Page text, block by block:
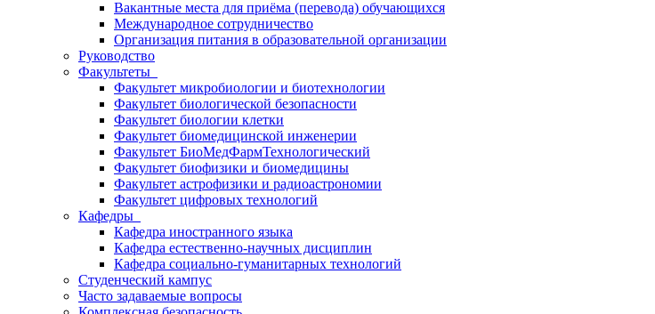
Вакантные места для приёма (перевода) обучающихся
Международное сотрудничество
Организация питания в образовательной организации
Руководство
Факультеты
Факультет микробиологии и биотехнологии
Факультет биологической безопасности
Факультет биологии клетки
Факультет биомедицинской инженерии
Факультет БиоМедФармТехнологический
Факультет биофизики и биомедицины
Факультет астрофизики и радиоастрономии
Факультет цифровых технологий
Кафедры
Кафедра иностранного языка
Кафедра естественно-научных дисциплин
Кафедра социально-гуманитарных технологий
Студенческий кампус
Часто задаваемые вопросы